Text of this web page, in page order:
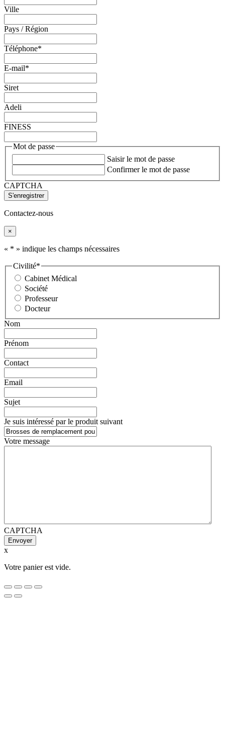
Ville
Pays / Région
Téléphone*
E-mail*
Siret
Adeli
FINESS
Mot de passe
Saisir le mot de passe
Confirmer le mot de passe
CAPTCHA
Contactez-nous
×
« * » indique les champs nécessaires
Civilité*
Cabinet Médical
Société
Professeur
Docteur
Nom
Prénom
Contact
Email
Sujet
Je suis intéressé par le produit suivant
Votre message
CAPTCHA
x
Votre panier est vide.